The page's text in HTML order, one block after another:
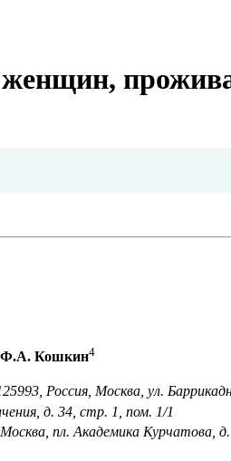
Ф.А. Кошкин4
Россия, Москва, ул.
д. 34, стр. 1, пом. 1/1
пл. Академика Курчатова, д.